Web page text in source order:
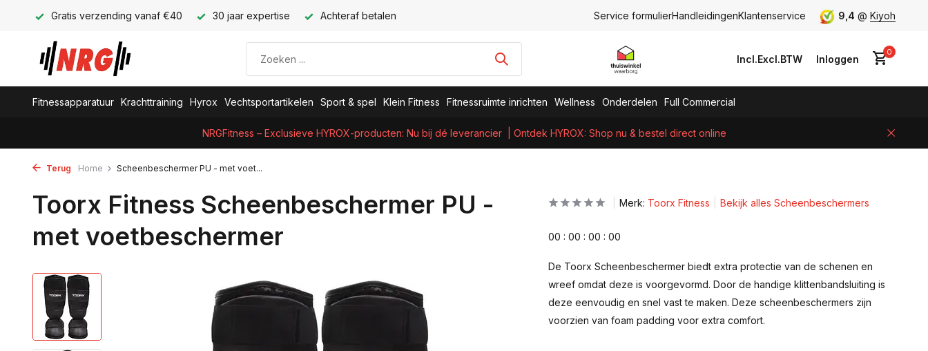
Gratis verzending vanaf €40 30 jaar expertise Achteraf betalen Service formulierHandleidingenKlantenservice 9,4 @ Kiyoh
Incl.Excl.BTW Inloggen
0
Fitnessapparatuur Krachttraining Hyrox Vechtsportartikelen Sport & spel Klein Fitness Fitnessruimte inrichten Wellness Onderdelen Full Commercial
NRGFitness – Exclusieve HYROX-producten: Nu bij dé leverancier | Ontdek HYROX: Shop nu & bestel direct online
Terug Home Scheenbeschermer PU - met voet...
Toorx Fitness Scheenbeschermer PU -
met voetbeschermer
Merk: Toorx Fitness Bekijk alles Scheenbeschermers
00 : 00 : 00 : 00
De Toorx Scheenbeschermer biedt extra protectie van de schenen en
wreef omdat deze is voorgevormd. Door de handige klittenbandsluiting is
deze eenvoudig en snel vast te maken. Deze scheenbeschermers zijn
voorzien van foam padding voor extra comfort.